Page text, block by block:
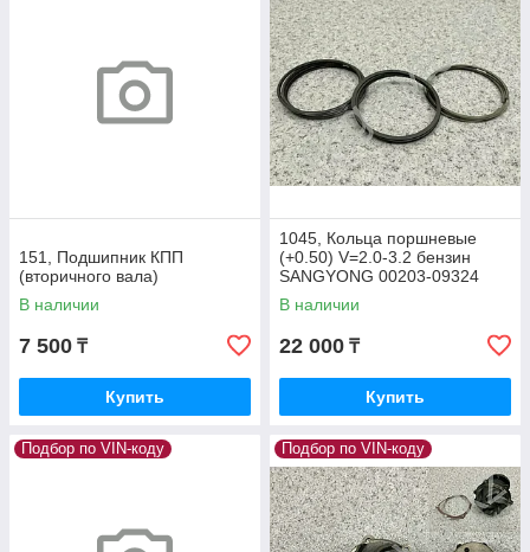
151, Подшипник КПП
(вторичного вала)
В наличии
7 500 ₸
Купить
1045, Кольца поршневые
(+0.50) V=2.0-3.2 бензин
SANGYONG 00203-09324
В наличии
22 000 ₸
Купить
Подбор по VIN-коду Подбор по VIN-коду